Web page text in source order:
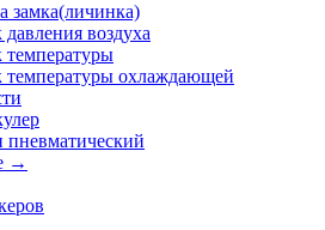
замка(личинка)
давления воздуха
температуры
температуры охлаждающей
пневматический
→